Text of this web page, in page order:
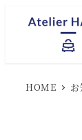
HOME